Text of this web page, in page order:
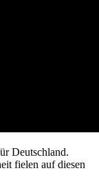
Deutschland.
fielen auf diesen